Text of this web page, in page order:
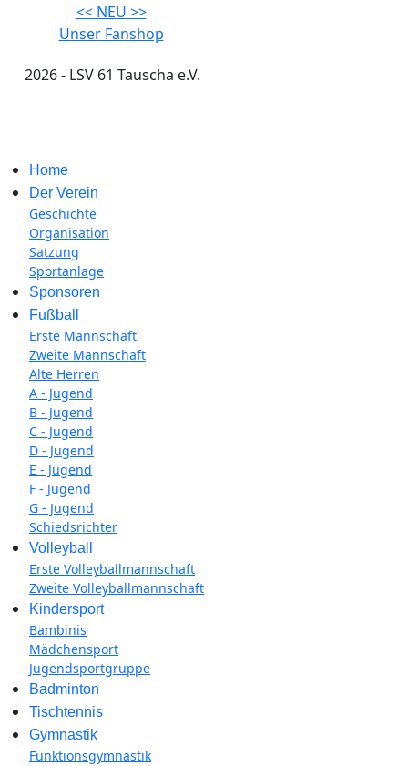
<< NEU >>
Unser Fanshop
2026 - LSV 61 Tauscha e.V.
Home
Der Verein
Geschichte
Organisation
Satzung
Sportanlage
Sponsoren
Fußball
Erste Mannschaft
Zweite Mannschaft
Alte Herren
A - Jugend
B - Jugend
C - Jugend
D - Jugend
E - Jugend
F - Jugend
G - Jugend
Schiedsrichter
Volleyball
Erste Volleyballmannschaft
Zweite Volleyballmannschaft
Kindersport
Bambinis
Mädchensport
Jugendsportgruppe
Badminton
Tischtennis
Gymnastik
Funktionsgymnastik